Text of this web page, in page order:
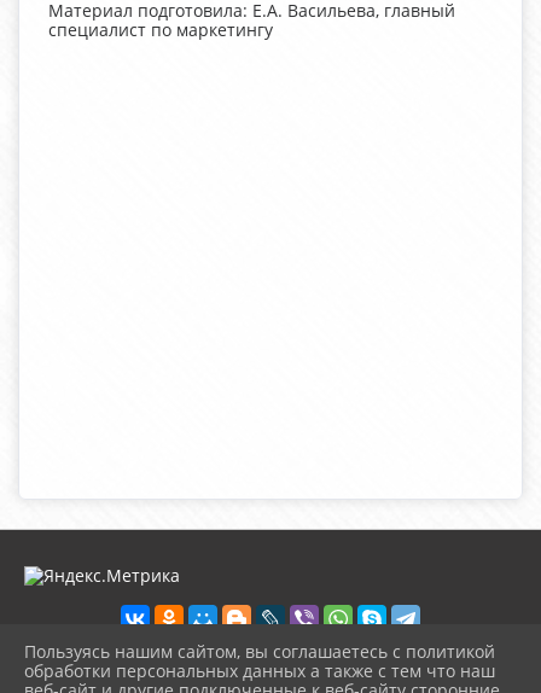
Материал подготовила: Е.А. Васильева, главный
специалист по маркетингу
Пользуясь нашим сайтом, вы соглашаетесь с политикой
обработки персональных данных а также с тем что наш